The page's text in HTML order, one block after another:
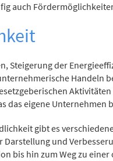
auch
Steigerung der
Handeln
das eigene Unternehmen
gibt es
und
bis hin zum Weg zu